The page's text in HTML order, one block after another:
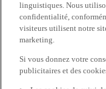
linguistiques. Nous
confidentialité,
visiteurs utilisent notre
marketing.
Si vous donnez votre
publicitaires et des